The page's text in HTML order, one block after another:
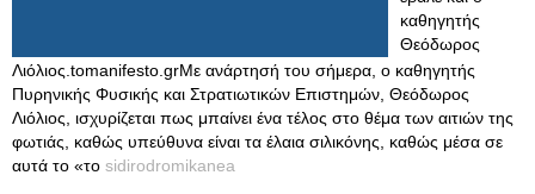
καθηγητής
Θεόδωρος
Λιόλιος.tomanifesto.grΜε ανάρτησή του σήμερα, ο καθηγητής
Πυρηνικής Φυσικής και Στρατιωτικών Επιστημών, Θεόδωρος
Λιόλιος, ισχυρίζεται πως μπαίνει ένα τέλος στο θέμα των αιτιών της
φωτιάς, καθώς υπεύθυνα είναι τα έλαια σιλικόνης, καθώς μέσα σε
αυτά το «το sidirodromikanea